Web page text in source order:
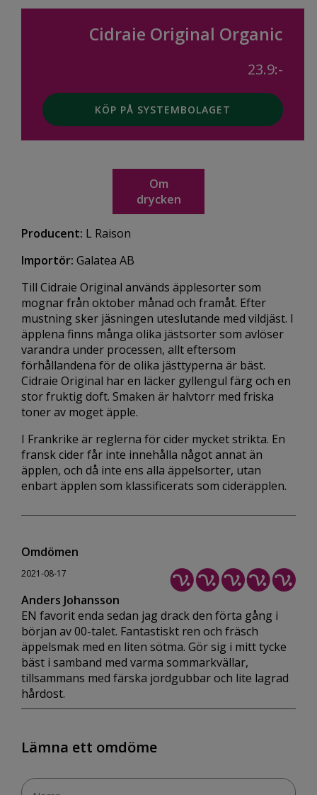
Cidraie Original Organic
23.9:-
KÖP PÅ SYSTEMBOLAGET
Om
drycken
Producent: L Raison
Importör: Galatea AB
Till Cidraie Original används äpplesorter som
mognar från oktober månad och framåt. Efter
mustning sker jäsningen uteslutande med vildjäst. I
äpplena finns många olika jästsorter som avlöser
varandra under processen, allt eftersom
förhållandena för de olika jästtyperna är bäst.
Cidraie Original har en läcker gyllengul färg och en
stor fruktig doft. Smaken är halvtorr med friska
toner av moget äpple.
I Frankrike är reglerna för cider mycket strikta. En
fransk cider får inte innehålla något annat än
äpplen, och då inte ens alla äppelsorter, utan
enbart äpplen som klassificerats som cideräpplen.
Omdömen
2021-08-17
Anders Johansson
EN favorit enda sedan jag drack den förta gång i
början av 00-talet. Fantastiskt ren och fräsch
äppelsmak med en liten sötma. Gör sig i mitt tycke
bäst i samband med varma sommarkvällar,
tillsammans med färska jordgubbar och lite lagrad
hårdost.
Lämna ett omdöme